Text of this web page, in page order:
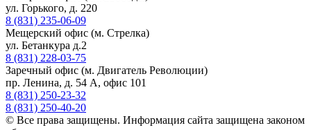
ул. Горького, д. 220
8 (831) 235-06-09
Мещерский офис (м. Стрелка)
ул. Бетанкура д.2
8 (831) 228-03-75
Заречный офис (м. Двигатель Революции)
пр. Ленина, д. 54 А, офис 101
8 (831) 250-23-32
8 (831) 250-40-20
© Все права защищены. Информация сайта защищена законом